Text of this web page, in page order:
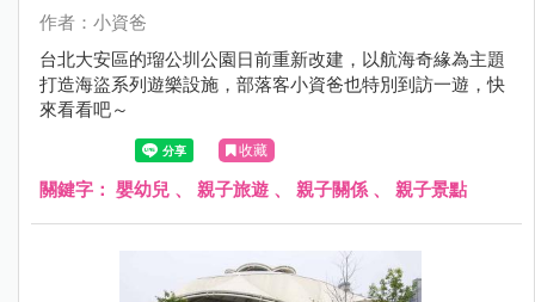
作者：小資爸
台北大安區的瑠公圳公園日前重新改建，以航海奇緣為主題
打造海盜系列遊樂設施，部落客小資爸也特別到訪一遊，快
來看看吧～
收藏
關鍵字： 嬰幼兒 、 親子旅遊 、 親子關係 、 親子景點